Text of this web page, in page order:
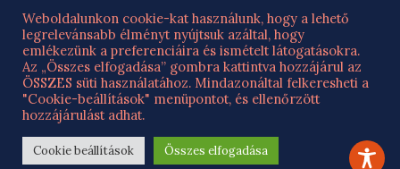
ROMA NEMZ. ÖNK. ADATKEZELÉSI
TÁJÉKOZTATÓ
IMPRESSZUM
DUNASZENTGYÖRGY KÖZSÉG HIVATALOS
OLDALA - AZ OLDAL TARTALMÁNAK
MÁSOLÁSA TILOS!WEB2026.
Weboldalunkon cookie-kat használunk, hogy a lehető
legrelevánsabb élményt nyújtsuk azáltal, hogy
emlékezünk a preferenciáira és ismételt látogatásokra.
Az „Összes elfogadása” gombra kattintva hozzájárul az
ÖSSZES süti használatához. Mindazonáltal felkeresheti a
"Cookie-beállítások" menüpontot, és ellenőrzött
hozzájárulást adhat.
Cookie beállítások Összes elfogadása